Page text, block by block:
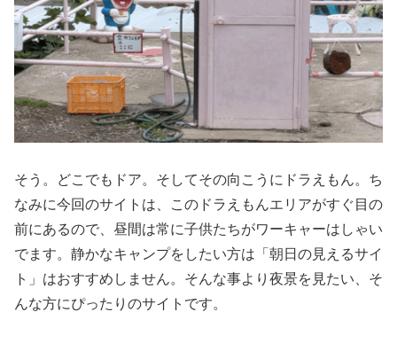
そう。どこでもドア。そしてその向こうにドラえもん。ち
なみに今回のサイトは、このドラえもんエリアがすぐ目の
前にあるので、昼間は常に子供たちがワーキャーはしゃい
でます。静かなキャンプをしたい方は「朝日の見えるサイ
ト」はおすすめしません。そんな事より夜景を見たい、そ
んな方にぴったりのサイトです。